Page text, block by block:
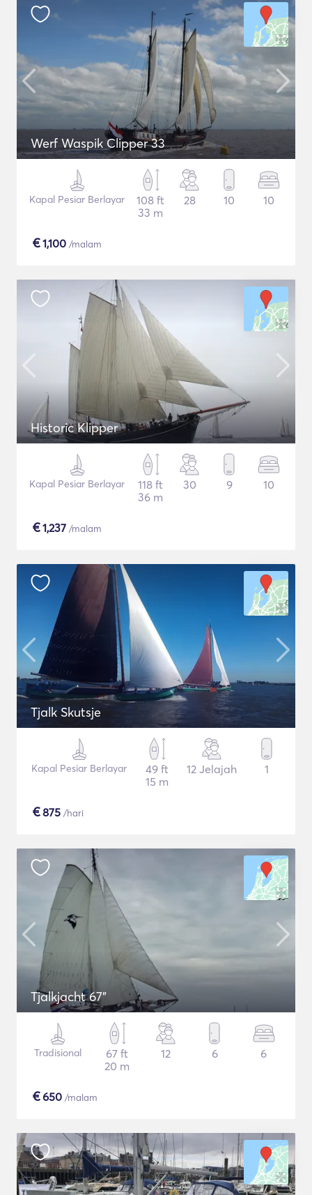
Werf Waspik Clipper 33
Kapal Pesiar Berlayar
108 ft
33 m
28 10 10
€1,100 /malam
Historic Klipper
Kapal Pesiar Berlayar
118 ft
36 m
30 9 10
€1,237 /malam
Tjalk Skutsje
Kapal Pesiar Berlayar
49 ft
15 m
12 Jelajah 1
€875 /hari
Tjalkjacht 67"
Tradisional
67 ft
20 m
12 6 6
€650 /malam